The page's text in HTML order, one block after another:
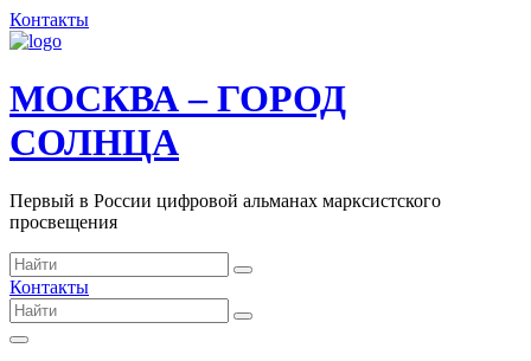
Контакты
МОСКВА – ГОРОД
СОЛНЦА
Первый в России цифровой альманах марксистского
просвещения
Контакты